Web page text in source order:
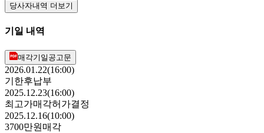
당사자내역 더보기
기일 내역
매각기일공고문
2026.01.22(16:00)
기한후납부
2025.12.23(16:00)
최고가매각허가결정
2025.12.16(10:00)
3700만원 매각